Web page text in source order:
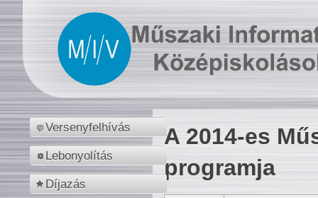
Versenyfelhívás
Lebonyolítás
Díjazás
A 2014-es
programja